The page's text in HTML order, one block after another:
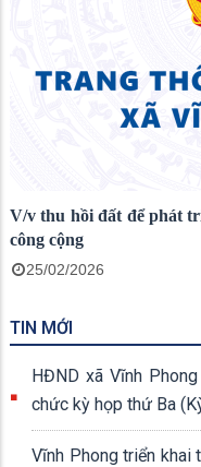
V/v thu hồi đất để phát
công cộng
25/02/2026
TIN MỚI
HĐND xã Vĩnh
chức kỳ họp thứ Ba
Vĩnh Phong triển khai